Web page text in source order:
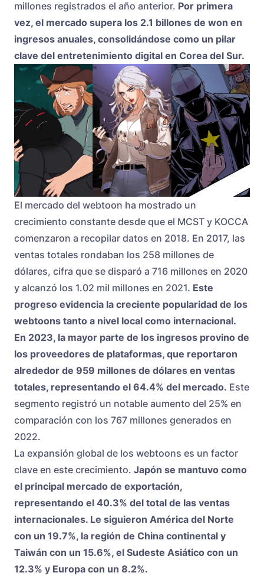
millones registrados el año anterior. Por primera
vez, el mercado supera los 2.1 billones de won en
ingresos anuales, consolidándose como un pilar
clave del entretenimiento digital en Corea del Sur.
El mercado del webtoon ha mostrado un
crecimiento constante desde que el MCST y KOCCA
comenzaron a recopilar datos en 2018. En 2017, las
ventas totales rondaban los 258 millones de
dólares, cifra que se disparó a 716 millones en 2020
y alcanzó los 1.02 mil millones en 2021. Este
progreso evidencia la creciente popularidad de los
webtoons tanto a nivel local como internacional.
En 2023, la mayor parte de los ingresos provino de
los proveedores de plataformas, que reportaron
alrededor de 959 millones de dólares en ventas
totales, representando el 64.4% del mercado. Este
segmento registró un notable aumento del 25% en
comparación con los 767 millones generados en
2022.
La expansión global de los webtoons es un factor
clave en este crecimiento. Japón se mantuvo como
el principal mercado de exportación,
representando el 40.3% del total de las ventas
internacionales. Le siguieron América del Norte
con un 19.7%, la región de China continental y
Taiwán con un 15.6%, el Sudeste Asiático con un
12.3% y Europa con un 8.2%.